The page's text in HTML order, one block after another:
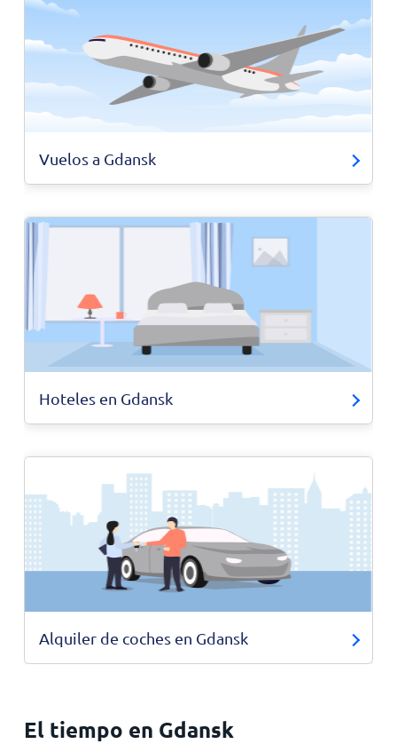
Vuelos a Gdansk
Hoteles en Gdansk
Alquiler de coches en Gdansk
El tiempo en Gdansk